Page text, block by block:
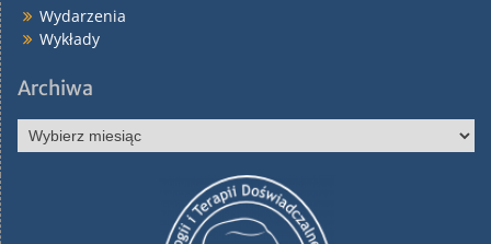
Wydarzenia
Wykłady
Archiwa
Archiwa